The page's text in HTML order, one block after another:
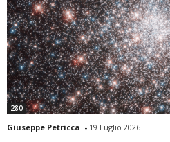
280
Giuseppe Petricca - 19 Luglio 2026